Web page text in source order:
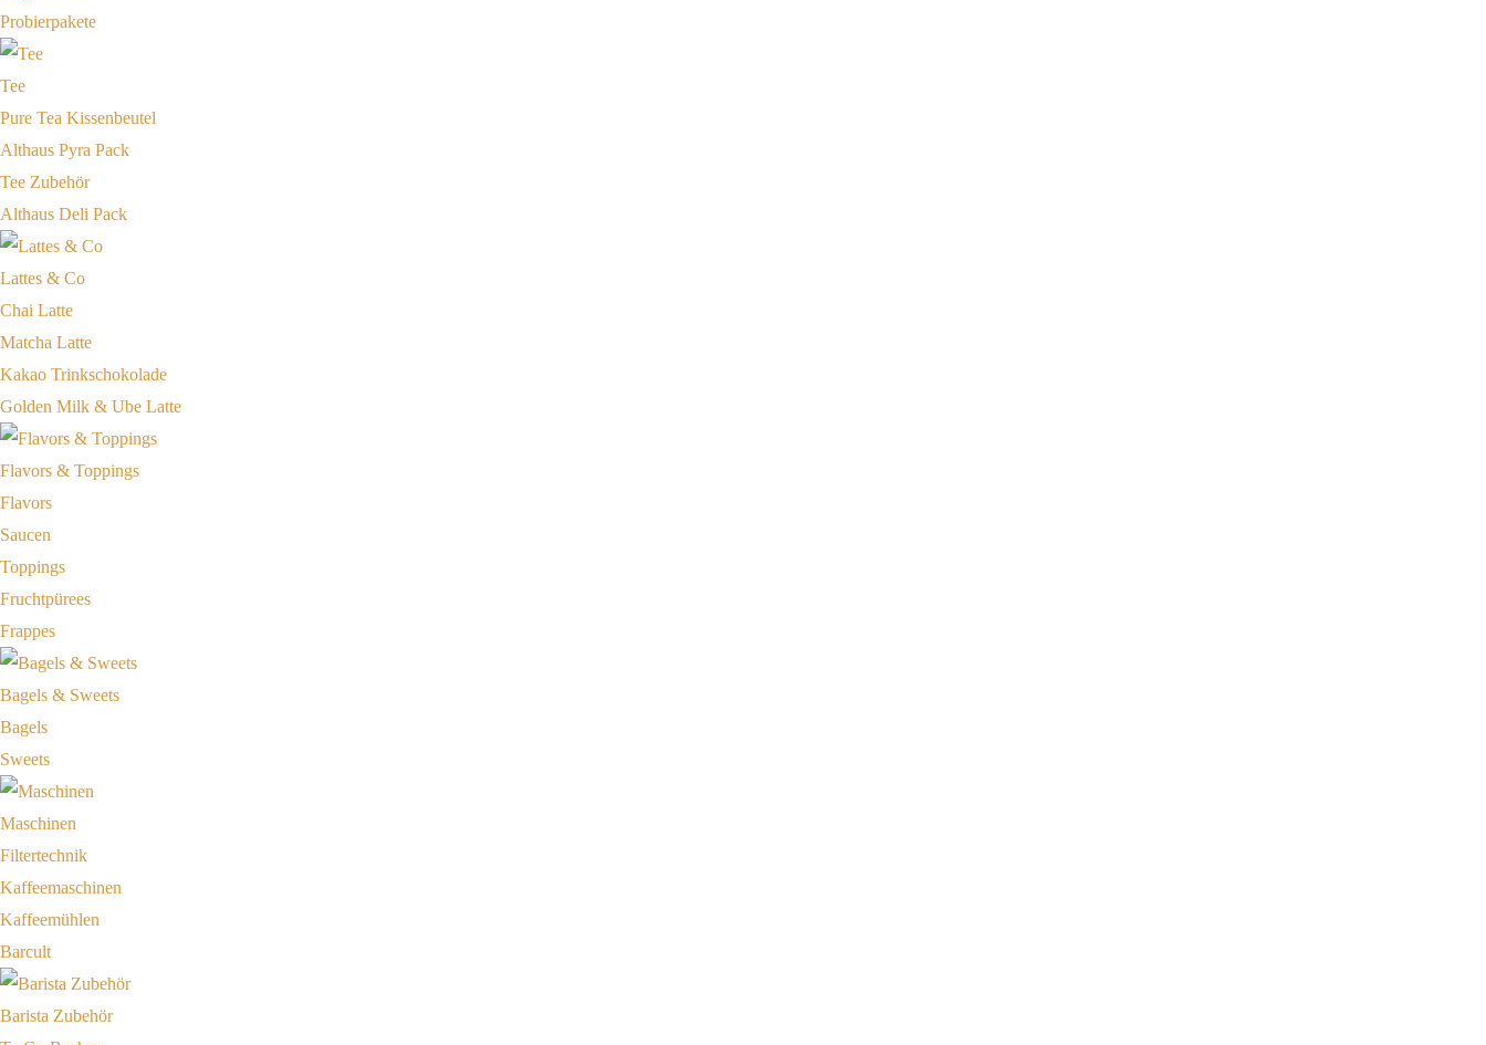
Probierpakete
Tee
Pure Tea Kissenbeutel
Althaus Pyra Pack
Tee Zubehör
Althaus Deli Pack
Lattes & Co
Chai Latte
Matcha Latte
Kakao Trinkschokolade
Golden Milk & Ube Latte
Flavors & Toppings
Flavors
Saucen
Toppings
Fruchtpürees
Frappes
Bagels & Sweets
Bagels
Sweets
Maschinen
Filtertechnik
Kaffeemaschinen
Kaffeemühlen
Barcult
Barista Zubehör